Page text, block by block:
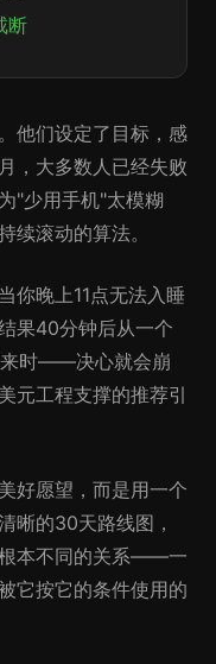
断
他们设定了目标，感
，大多数人已经失败
"少用手机"太模糊
续滚动的算法。
你晚上11点无法入睡
果40分钟后从一个
来时——决心就会崩
元工程支撑的推荐引
好愿望，而是用一个
晰的30天路线图，
本不同的关系——一
它按它的条件使用的